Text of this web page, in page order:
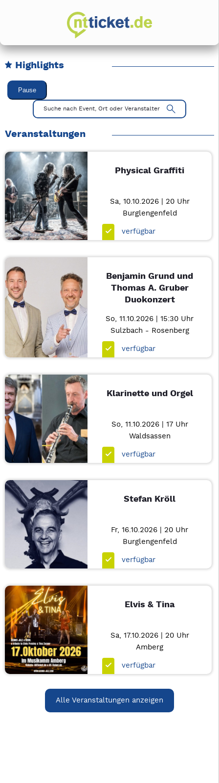
Highlights
Karussell Veranstaltungen überspringen
Pause
Mit Tab zu den Steuerelementen wechseln. Mit Pfeiltasten
Suche nach Event, Ort oder Veranstalter
Veranstaltungen
Physical Graffiti
Sa, 10.10.2026 | 20 Uhr
Burglengenfeld
verfügbar
Benjamin Grund und
Thomas A. Gruber
Duokonzert
So, 11.10.2026 | 15:30 Uhr
Sulzbach - Rosenberg
verfügbar
Klarinette und Orgel
So, 11.10.2026 | 17 Uhr
Waldsassen
verfügbar
Stefan Kröll
Fr, 16.10.2026 | 20 Uhr
Burglengenfeld
verfügbar
Elvis & Tina
Sa, 17.10.2026 | 20 Uhr
Amberg
verfügbar
Alle Veranstaltungen anzeigen